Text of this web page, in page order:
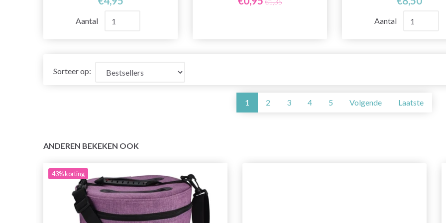
Aantal
€1,35
Aantal
Sorteer op:
1 2 3 4 5 Volgende Laatste
ANDEREN BEKEKEN OOK
43%korting